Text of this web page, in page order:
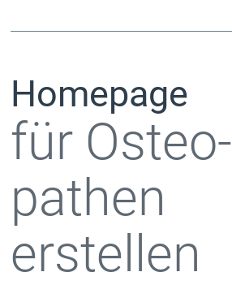
Homepage
für Osteo­
pathen
erstellen